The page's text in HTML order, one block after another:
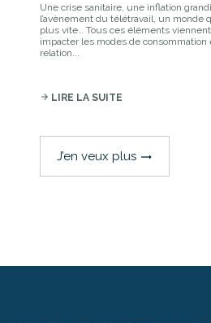
Une crise sanitaire, une inflation
l’avènement du télétravail, un monde
plus vite… Tous ces éléments
impacter les modes de consommation
relation...
arrow_forward LIRE LA SUITE
J’en veux plus trending_flat